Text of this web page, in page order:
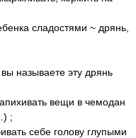
сладостями ~ дрянь,
называете эту дрянь
вещи в чемодан
;
себе голову глупыми